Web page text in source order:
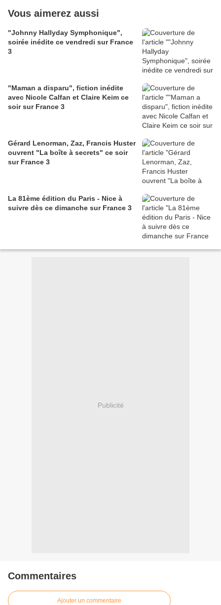
Vous aimerez aussi
"Johnny Hallyday Symphonique",
soirée inédite ce vendredi sur France
3
"Maman a disparu", fiction inédite
avec Nicole Calfan et Claire Keim ce
soir sur France 3
Gérard Lenorman, Zaz, Francis Huster
ouvrent "La boîte à secrets" ce soir
sur France 3
La 81ème édition du Paris - Nice à
suivre dès ce dimanche sur France 3
Publicité
Commentaires
Ajouter un commentaire